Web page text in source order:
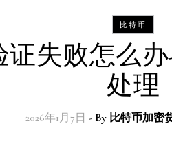
比特币
证失败怎么
处理
2026年1月7日 - By 比特币加密